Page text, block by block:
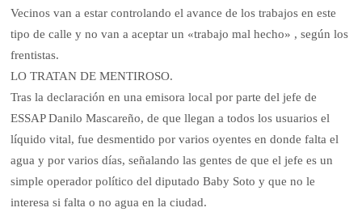
Vecinos van a estar controlando el avance de los trabajos en este
tipo de calle y no van a aceptar un «trabajo mal hecho» , según los
frentistas.
LO TRATAN DE MENTIROSO.
Tras la declaración en una emisora local por parte del jefe de
ESSAP Danilo Mascareño, de que llegan a todos los usuarios el
líquido vital, fue desmentido por varios oyentes en donde falta el
agua y por varios días, señalando las gentes de que el jefe es un
simple operador político del diputado Baby Soto y que no le
interesa si falta o no agua en la ciudad.